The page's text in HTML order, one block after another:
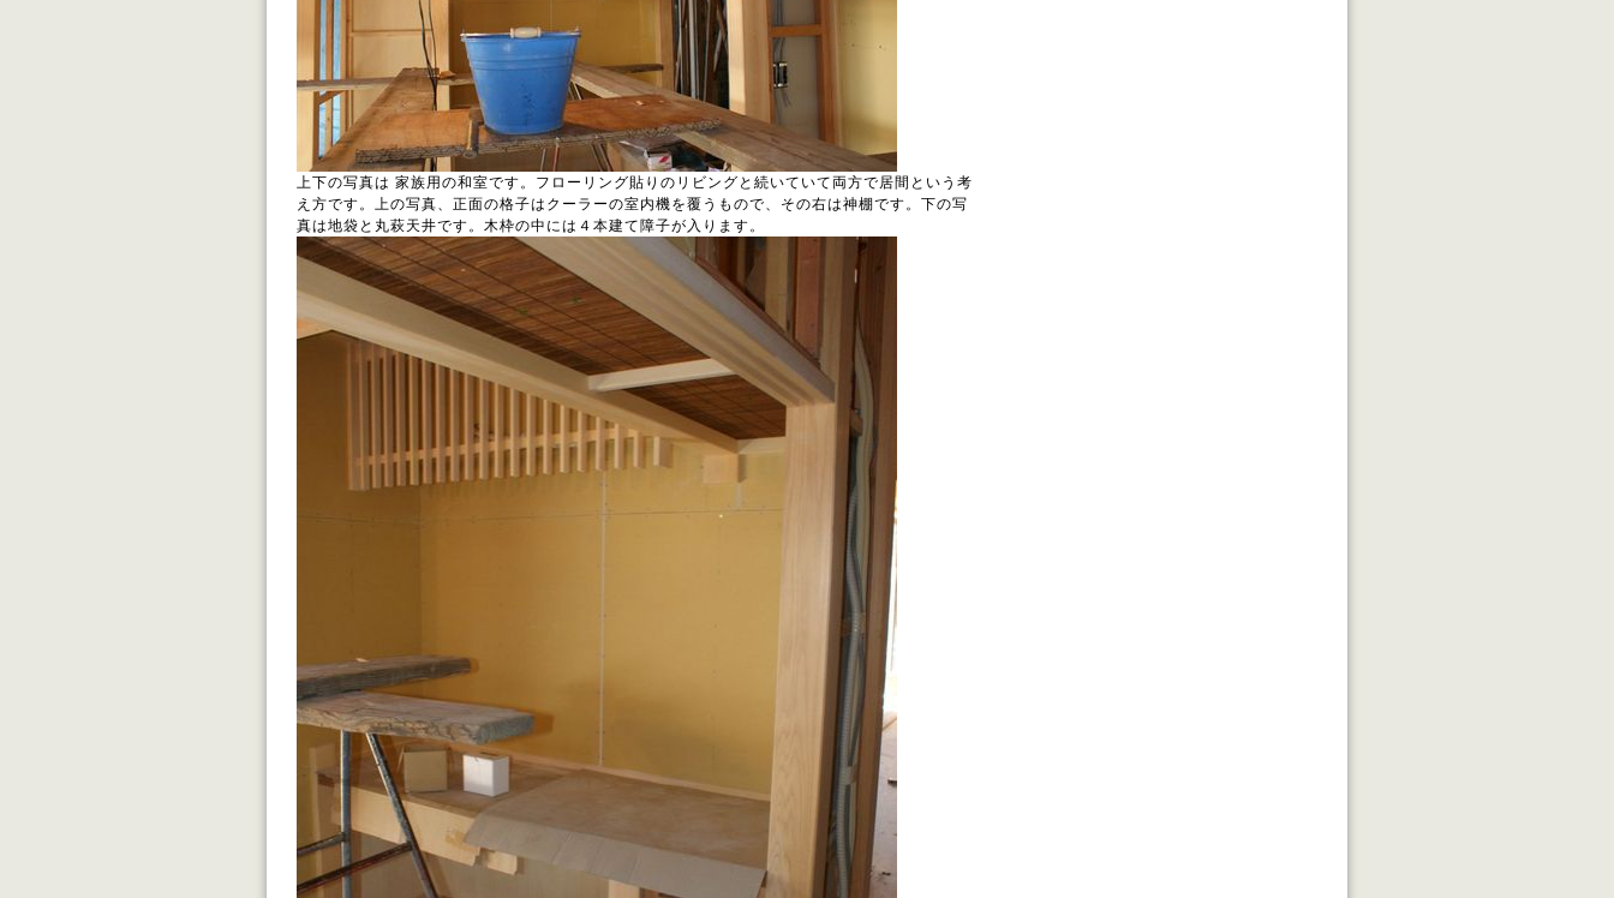
上下の写真は 家族用の和室です。フローリング貼りのリビングと続いていて両方で居間という考
え方です。上の写真、正面の格子はクーラーの室内機を覆うもので、その右は神棚です。下の写
真は地袋と丸萩天井です。木枠の中には４本建て障子が入ります。